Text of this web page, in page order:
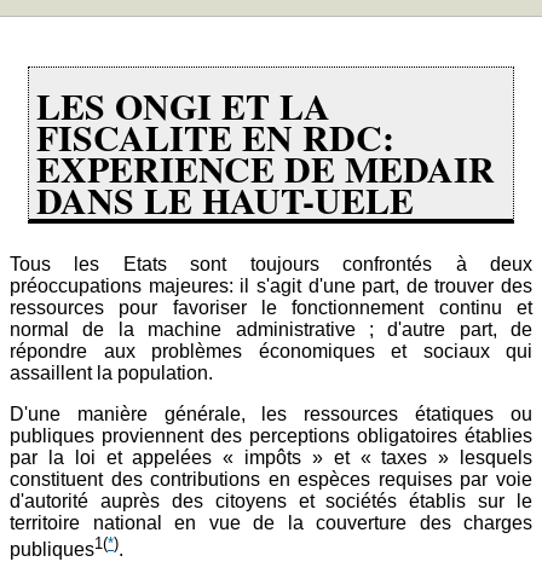
LES ONGI ET LA
FISCALITE EN RDC:
EXPERIENCE DE MEDAIR
DANS LE HAUT-UELE
Tous les Etats sont toujours confrontés à deux
préoccupations majeures: il s'agit d'une part, de trouver des
ressources pour favoriser le fonctionnement continu et
normal de la machine administrative ; d'autre part, de
répondre aux problèmes économiques et sociaux qui
assaillent la population.
D'une manière générale, les ressources étatiques ou
publiques proviennent des perceptions obligatoires établies
par la loi et appelées « impôts » et « taxes » lesquels
constituent des contributions en espèces requises par voie
d'autorité auprès des citoyens et sociétés établis sur le
territoire national en vue de la couverture des charges
publiques1(*).